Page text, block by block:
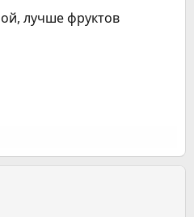
лучше фруктов